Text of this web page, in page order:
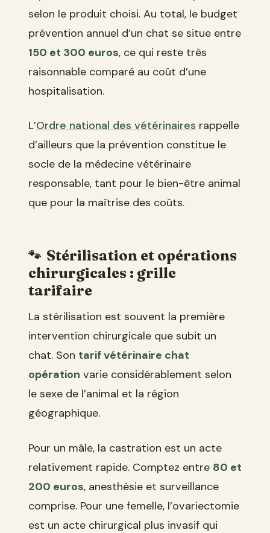
selon le produit choisi. Au total, le budget
prévention annuel d’un chat se situe entre
150 et 300 euros, ce qui reste très
raisonnable comparé au coût d’une
hospitalisation.
L’Ordre national des vétérinaires rappelle
d’ailleurs que la prévention constitue le
socle de la médecine vétérinaire
responsable, tant pour le bien-être animal
que pour la maîtrise des coûts.
Stérilisation et opérations
chirurgicales : grille
tarifaire
La stérilisation est souvent la première
intervention chirurgicale que subit un
chat. Son tarif vétérinaire chat
opération varie considérablement selon
le sexe de l’animal et la région
géographique.
Pour un mâle, la castration est un acte
relativement rapide. Comptez entre 80 et
200 euros, anesthésie et surveillance
comprise. Pour une femelle, l’ovariectomie
est un acte chirurgical plus invasif qui